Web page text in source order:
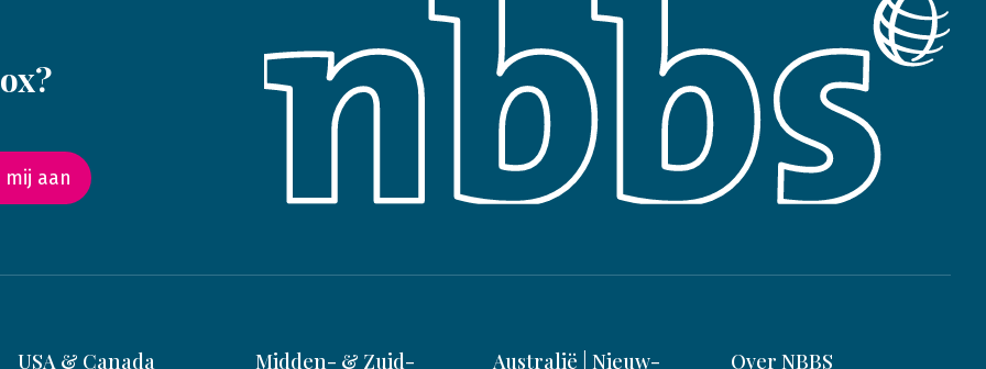
mij aan
USA & Canada Midden- & Zuid- Australië | Nieuw- Over NBBS